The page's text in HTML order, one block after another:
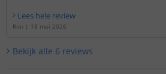
Lees hele review
Ron | 18 mei 2026
Bekijk alle 6 reviews